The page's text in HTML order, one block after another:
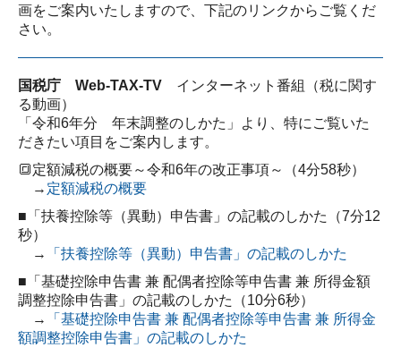
画をご案内いたしますので、下記のリンクからご覧くだ
さい。
国税庁 Web-TAX-TV インターネット番組（税に関す
る動画）
「令和6年分 年末調整のしかた」より、特にご覧いた
だきたい項目をご案内します。
🔳定額減税の概要～令和6年の改正事項～（4分58秒）
→ 定額減税の概要
■「扶養控除等（異動）申告書」の記載のしかた（7分12
秒）
→
「扶養控除等（異動）申告書」の記載のしかた
■「基礎控除申告書 兼 配偶者控除等申告書 兼 所得金額
調整控除申告書」の記載のしかた（10分6秒）
→
「基礎控除申告書 兼 配偶者控除等申告書 兼 所得金
額調整控除申告書」の記載のしかた